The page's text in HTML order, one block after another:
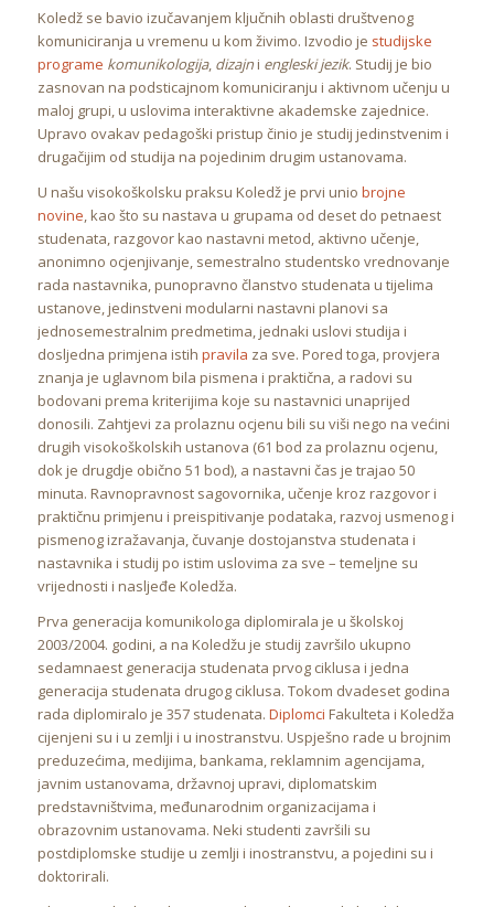
Koledž se bavio izučavanjem ključnih oblasti društvenog
komuniciranja u vremenu u kom živimo. Izvodio je studijske
programe komunikologija, dizajni engleski jezik. Studij je bio
zasnovan na podsticajnom komuniciranju i aktivnom učenju u
maloj grupi, u uslovima interaktivne akademske zajednice.
Upravo ovakav pedagoški pristup činio je studij jedinstvenim i
drugačijim od studija na pojedinim drugim ustanovama.
U našu visokoškolsku praksu Koledž je prvi unio brojne
novine, kao što su nastava u grupama od deset do petnaest
studenata, razgovor kao nastavni metod, aktivno učenje,
anonimno ocjenjivanje, semestralno studentsko vrednovanje
rada nastavnika, punopravno članstvo studenata u tijelima
ustanove, jedinstveni modularni nastavni planovi sa
jednosemestralnim predmetima, jednaki uslovi studija i
dosljedna primjena istih pravila za sve. Pored toga, provjera
znanja je uglavnom bila pismena i praktična, a radovi su
bodovani prema kriterijima koje su nastavnici unaprijed
donosili. Zahtjevi za prolaznu ocjenu bili su viši nego na većini
drugih visokoškolskih ustanova (61 bod za prolaznu ocjenu,
dok je drugdje obično 51 bod), a nastavni čas je trajao 50
minuta. Ravnopravnost sagovornika, učenje kroz razgovor i
praktičnu primjenu i preispitivanje podataka, razvoj usmenog i
pismenog izražavanja, čuvanje dostojanstva studenata i
nastavnika i studij po istim uslovima za sve – temeljne su
vrijednosti i nasljeđe Koledža.
Prva generacija komunikologa diplomirala je u školskoj
2003/2004. godini, a na Koledžu je studij završilo ukupno
sedamnaest generacija studenata prvog ciklusa i jedna
generacija studenata drugog ciklusa. Tokom dvadeset godina
rada diplomiralo je 357 studenata. Diplomci Fakulteta i Koledža
cijenjeni su i u zemlji i u inostranstvu. Uspješno rade u brojnim
preduzećima, medijima, bankama, reklamnim agencijama,
javnim ustanovama, državnoj upravi, diplomatskim
predstavništvima, međunarodnim organizacijama i
obrazovnim ustanovama. Neki studenti završili su
postdiplomske studije u zemlji i inostranstvu, a pojedini su i
doktorirali.